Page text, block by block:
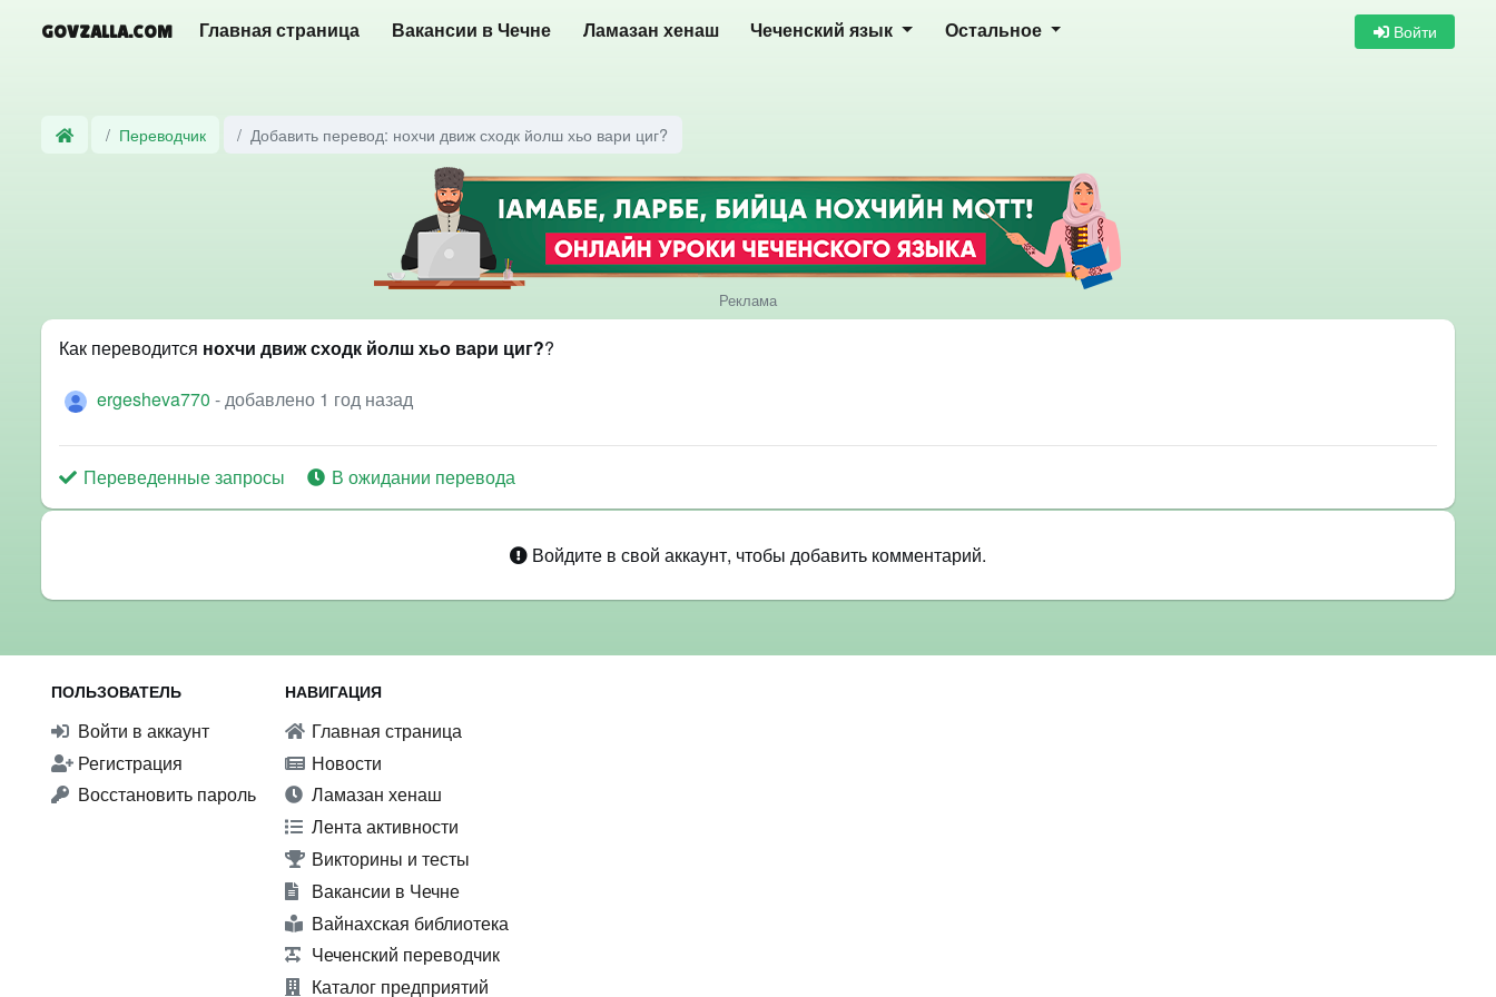
GOVZALLA.COM Главная страница Вакансии в Чечне Ламазан хенаш Чеченский язык Остальное Войти
Переводчик Добавить перевод: нохчи движ сходк йолш хьо вари циг?
Реклама
Как переводится нохчи движ сходк йолш хьо вари циг??
ergesheva770 - добавлено 1 год назад
Переведенные запросы В ожидании перевода
Войдите в свой аккаунт, чтобы добавить комментарий.
ПОЛЬЗОВАТЕЛЬ
Войти в аккаунт
Регистрация
Восстановить пароль
НАВИГАЦИЯ
Главная страница
Новости
Ламазан хенаш
Лента активности
Викторины и тесты
Вакансии в Чечне
Вайнахская библиотека
Чеченский переводчик
Каталог предприятий